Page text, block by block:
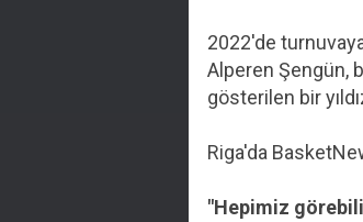
2022'de
Alperen Şengün,
gösterilen bir
Riga'da
"Hepimiz